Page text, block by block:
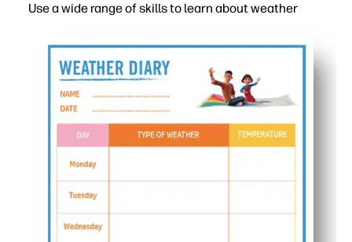
Use a wide range of skills to learn about weather